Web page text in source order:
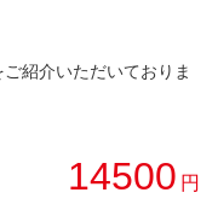
紹介いただいておりま
14500 円